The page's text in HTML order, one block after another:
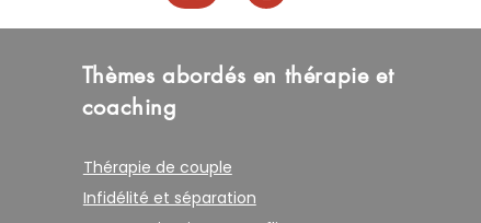
Thèmes abordés en thérapie et
coaching
Thérapie de couple
Infidélité et séparation